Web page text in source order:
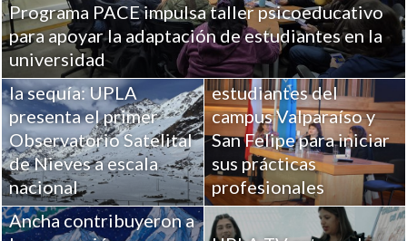
Programa PACE impulsa taller psicoeducativo
para apoyar la adaptación de estudiantes en la
universidad
Ciencia para combatir
la sequía: UPLA
presenta el primer
Observatorio Satelital
de Nieves a escala
nacional
UPLA entrega
herramientas clave a
más de 100
estudiantes del
campus Valparaíso y
San Felipe para iniciar
sus prácticas
profesionales
Académicos de la
Universidad de Playa
Ancha contribuyeron a